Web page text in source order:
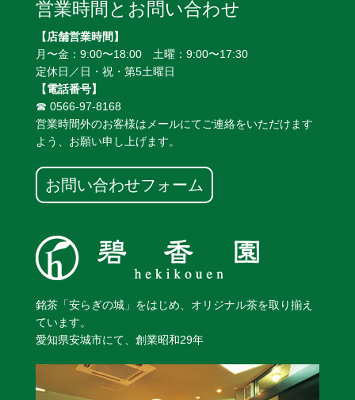
営業時間とお問い合わせ
【店舗営業時間】
月〜金：9:00〜18:00 土曜：9:00〜17:30
定休日／日・祝・第5土曜日
【電話番号】
☎ 0566-97-8168
営業時間外のお客様はメールにてご連絡をいただけます
よう、お願い申し上げます。
お問い合わせフォーム
銘茶「安らぎの城」をはじめ、オリジナル茶を取り揃え
ています。
愛知県安城市にて、創業昭和29年